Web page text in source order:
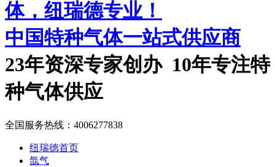
中国特种气体一站式供应商
23年资深专家创办 10年专注特
种气体供应
全国服务热线： 4006277838
纽瑞德首页
氙气